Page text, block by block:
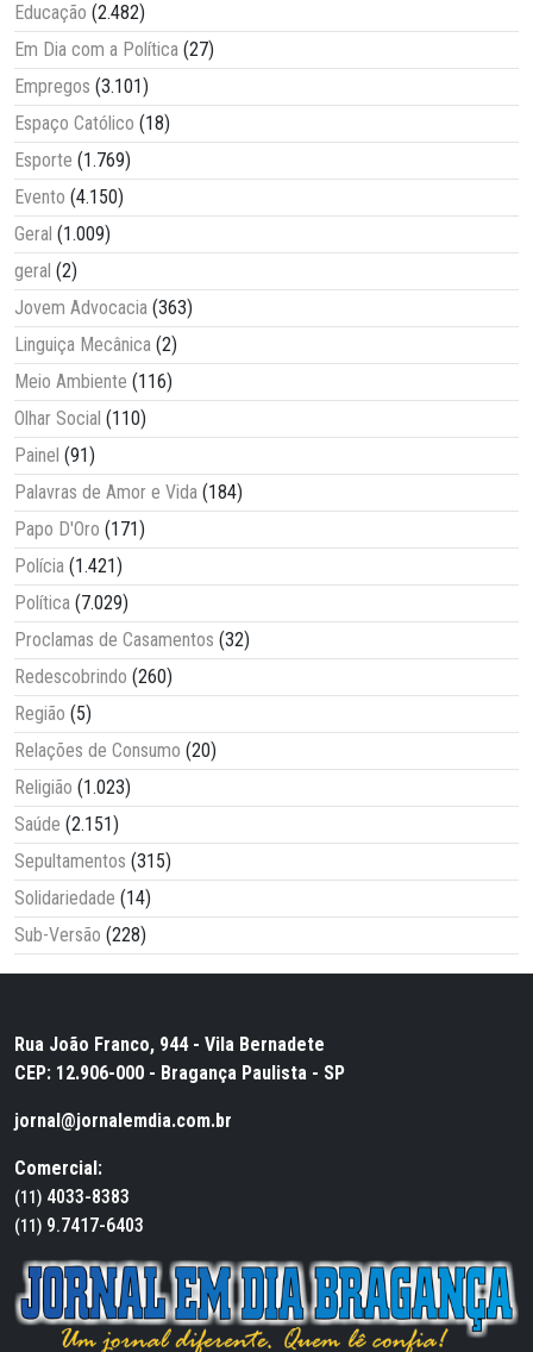
Educação (2.482)
Em Dia com a Política (27)
Empregos (3.101)
Espaço Católico (18)
Esporte (1.769)
Evento (4.150)
Geral (1.009)
geral (2)
Jovem Advocacia (363)
Linguiça Mecânica (2)
Meio Ambiente (116)
Olhar Social (110)
Painel (91)
Palavras de Amor e Vida (184)
Papo D'Oro (171)
Polícia (1.421)
Política (7.029)
Proclamas de Casamentos (32)
Redescobrindo (260)
Região (5)
Relações de Consumo (20)
Religião (1.023)
Saúde (2.151)
Sepultamentos (315)
Solidariedade (14)
Sub-Versão (228)
Rua João Franco, 944 - Vila Bernadete
CEP: 12.906-000 - Bragança Paulista - SP
jornal@jornalemdia.com.br
Comercial:
(11) 4033-8383
(11) 9.7417-6403